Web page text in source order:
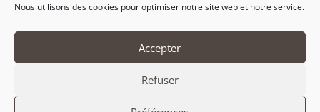
Nous utilisons des cookies pour optimiser notre site web et notre service.
Accepter
Refuser

Nous suivre